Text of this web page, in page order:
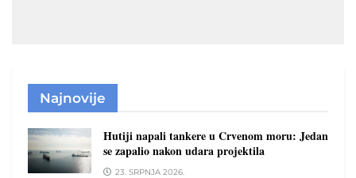
Najnovije
Hutiji napali tankere u Crvenom moru: Jedan
se zapalio nakon udara projektila
23. SRPNJA 2026.